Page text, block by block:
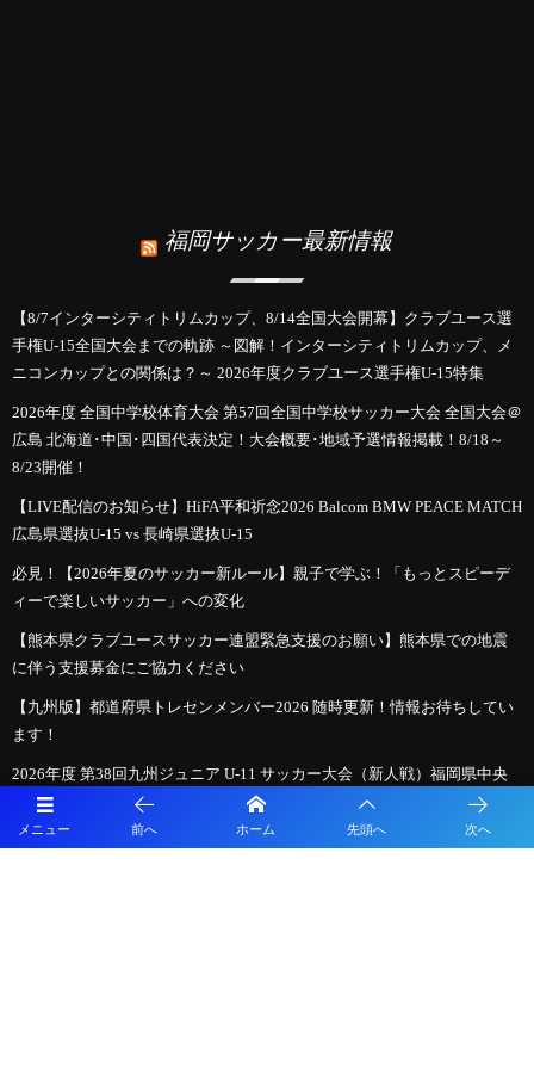
メニュー 前へ ホーム 先頭へ 次へ
福岡サッカー最新情報
【8/7インターシティトリムカップ、8/14全国大会開幕】クラブユース選
手権U-15全国大会までの軌跡 ～図解！インターシティトリムカップ、メ
ニコンカップとの関係は？～ 2026年度クラブユース選手権U-15特集
2026年度 全国中学校体育大会 第57回全国中学校サッカー大会 全国大会＠
広島 北海道･中国･四国代表決定！大会概要･地域予選情報掲載！8/18～
8/23開催！
【LIVE配信のお知らせ】HiFA平和祈念2026 Balcom BMW PEACE MATCH
広島県選抜U-15 vs 長崎県選抜U-15
必見！【2026年夏のサッカー新ルール】親子で学ぶ！「もっとスピーデ
ィーで楽しいサッカー」への変化
【熊本県クラブユースサッカー連盟緊急支援のお願い】熊本県での地震
に伴う支援募金にご協力ください
【九州版】都道府県トレセンメンバー2026 随時更新！情報お待ちしてい
ます！
2026年度 第38回九州ジュニア U-11 サッカー大会（新人戦）福岡県中央
大会 11/29.12/5開催！組合せ募集
2026年度 JFA第50回全日本U-12サッカー選手権大会福岡県中央大会